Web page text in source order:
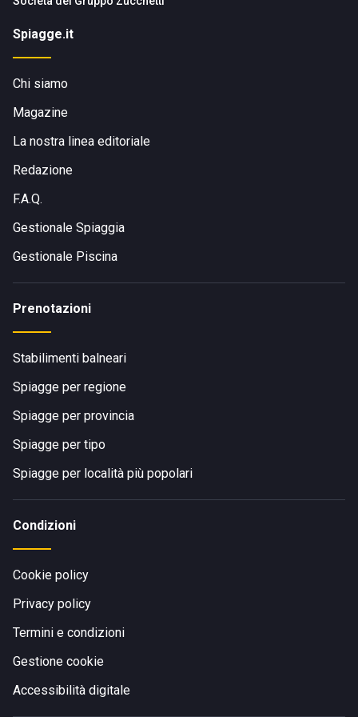
Spiagge.it
Chi siamo
Magazine
La nostra linea editoriale
Redazione
F.A.Q.
Gestionale Spiaggia
Gestionale Piscina
Prenotazioni
Stabilimenti balneari
Spiagge per regione
Spiagge per provincia
Spiagge per tipo
Spiagge per località più popolari
Condizioni
Cookie policy
Privacy policy
Termini e condizioni
Gestione cookie
Accessibilità digitale